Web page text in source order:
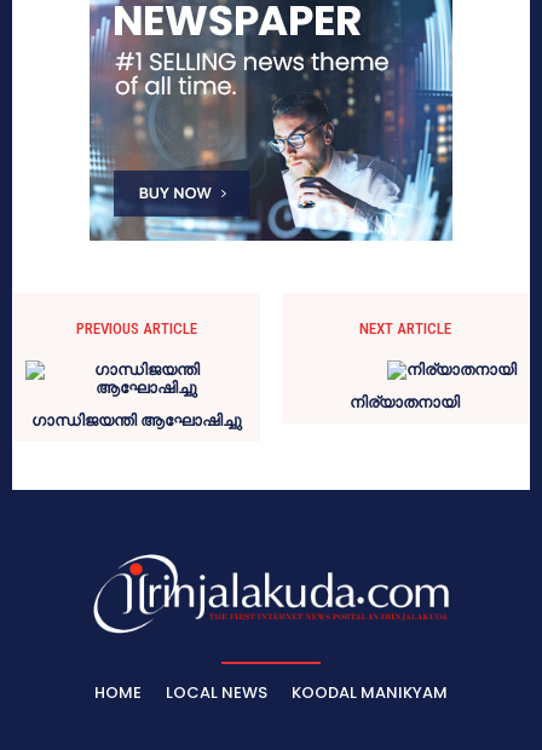
PREVIOUS ARTICLE
ഗാന്ധിജയന്തി ആഘോഷിച്ചു
NEXT ARTICLE
നിര്യാതനായി
HOME LOCAL NEWS KOODAL MANIKYAM